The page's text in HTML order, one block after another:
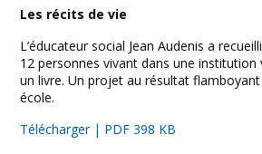
Les récits de vie
L’éducateur social Jean Audenis a
12 personnes vivant dans une
un livre. Un projet au résultat
école.
Télécharger | PDF 398 KB